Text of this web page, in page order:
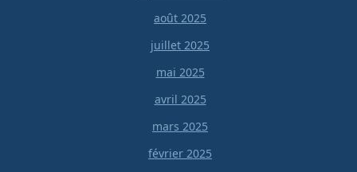
août 2025
juillet 2025
mai 2025
avril 2025
mars 2025
février 2025